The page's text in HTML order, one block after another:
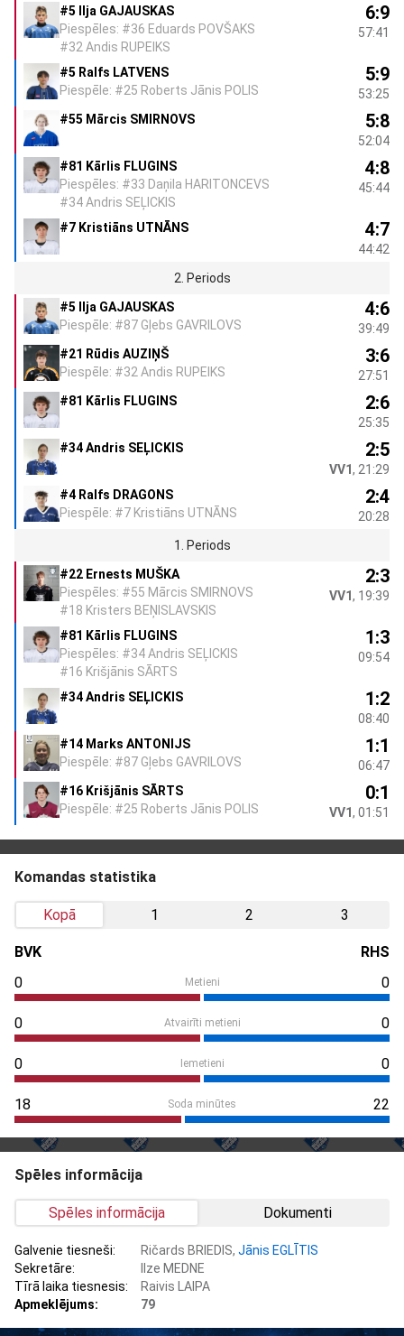
#5 Ilja GAJAUSKAS
Piespēles: #36 Eduards POVŠAKS
#32 Andis RUPEIKS
6:9
57:41
#5 Ralfs LATVENS
Piespēle: #25 Roberts Jānis POLIS
5:9
53:25
#55 Mārcis SMIRNOVS
5:8
52:04
#81 Kārlis FLUGINS
Piespēles: #33 Daņila HARITONCEVS
#34 Andris SEĻICKIS
4:8
45:44
#7 Kristiāns UTNĀNS 4:7
44:42
2. Periods
#5 Ilja GAJAUSKAS
Piespēle: #87 Gļebs GAVRILOVS
4:6
39:49
#21 Rūdis AUZIŅŠ
Piespēle: #32 Andis RUPEIKS
3:6
27:51
#81 Kārlis FLUGINS
2:6
25:35
#34 Andris SEĻICKIS
2:5
VV1, 21:29
#4 Ralfs DRAGONS
Piespēle: #7 Kristiāns UTNĀNS
2:4
20:28
1. Periods
#22 Ernests MUŠKA
Piespēles: #55 Mārcis SMIRNOVS
#18 Kristers BEŅISLAVSKIS
2:3
VV1, 19:39
#81 Kārlis FLUGINS
Piespēles: #34 Andris SEĻICKIS
#16 Krišjānis SĀRTS
1:3
09:54
#34 Andris SEĻICKIS 1:2
08:40
#14 Marks ANTONIJS
Piespēle: #87 Gļebs GAVRILOVS
1:1
06:47
#16 Krišjānis SĀRTS
Piespēle: #25 Roberts Jānis POLIS
0:1
VV1, 01:51
Komandas statistika
Kopā 1 2 3
BVK
RHS
0
Metieni 0
0 Atvairīti metieni 0
0 Iemetieni 0
18 Soda minūtes 22
Spēles informācija
Spēles informācija Dokumenti
Galvenie tiesneši: Ričards BRIEDIS, Jānis EGLĪTIS
Sekretāre:
Ilze MEDNE
Tīrā laika tiesnesis:
Raivis LAIPA
Apmeklējums:
79